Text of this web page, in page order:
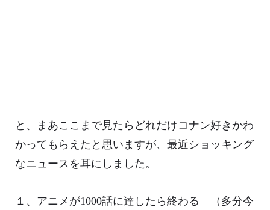
と、まあここまで見たらどれだけコナン好きかわ
かってもらえたと思いますが、最近ショッキング
なニュースを耳にしました。
１、アニメが1000話に達したら終わる （多分今